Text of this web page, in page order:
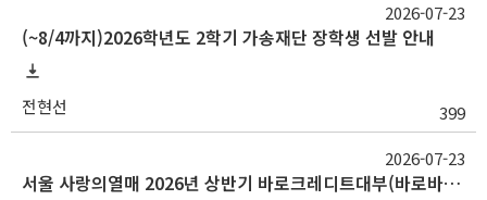
(~8/4까지)2026학년도 2학기 가송재단 장학생 선발 안내
전현선 399
2026-07-23
서울 사랑의열매 2026년 상반기 바로크레디트대부(바로바로론) 사랑나눔장학금
2026-07-23